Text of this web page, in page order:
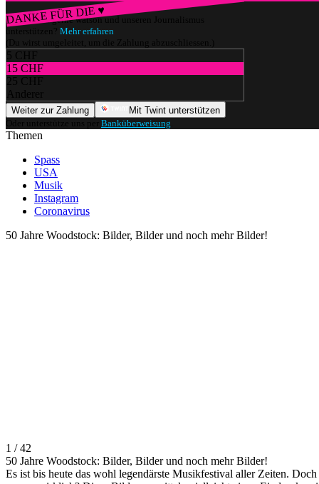
DANKE FÜR DIE ♥
Würdest du gerne watson und unseren Journalismus
unterstützen? Mehr erfahren
(Du wirst umgeleitet, um die Zahlung abzuschliessen.)
5 CHF
15 CHF
25 CHF
Anderer
Weiter zur Zahlung
Mit Twint unterstützen
Oder unterstütze uns per Banküberweisung
Themen
Spass
USA
Musik
Instagram
Coronavirus
50 Jahre Woodstock: Bilder, Bilder und noch mehr Bilder!
1 / 42
50 Jahre Woodstock: Bilder, Bilder und noch mehr Bilder!
Es ist bis heute das wohl legendärste Musikfestival aller Zeiten. Doch